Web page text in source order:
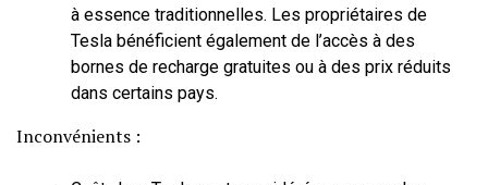
à essence traditionnelles. Les propriétaires de
Tesla bénéficient également de l’accès à des
bornes de recharge gratuites ou à des prix réduits
dans certains pays.
Inconvénients :